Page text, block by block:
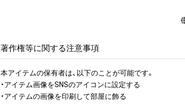
著作権等に関する注意事項
本アイテムの保有者は、以下のことが可能です。
・アイテム画像をSNSのアイコンに設定する
・アイテムの画像を印刷して部屋に飾る